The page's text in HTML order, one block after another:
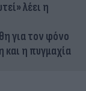
λέει η
για τον φόνο
η πυγμαχία